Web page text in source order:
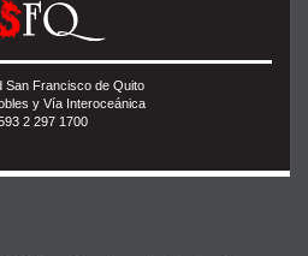
San Francisco de Quito
y Vía Interoceánica
2 297 1700